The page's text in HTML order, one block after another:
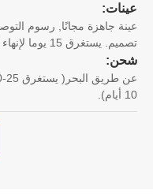
15 يوما لإنهاء العينة.